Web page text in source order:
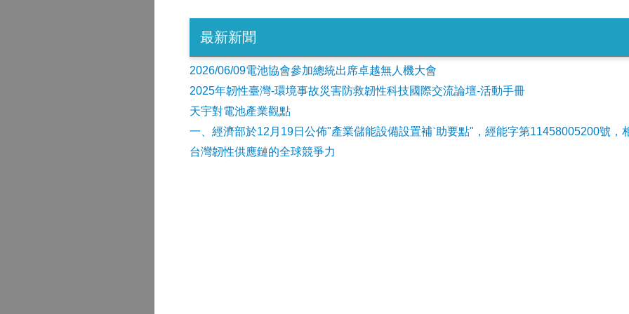
最新新聞
2026/06/09電池協會參加總統出席卓越無人機大會
2025年韌性臺灣-環境事故災害防救韌性科技國際交流論壇-活動手冊
天宇對電池產業觀點
一、經濟部於12月19日公佈"產業儲能設備設置補ˋ助要點"，經能字第11458005200號，
台灣韌性供應鏈的全球競爭力